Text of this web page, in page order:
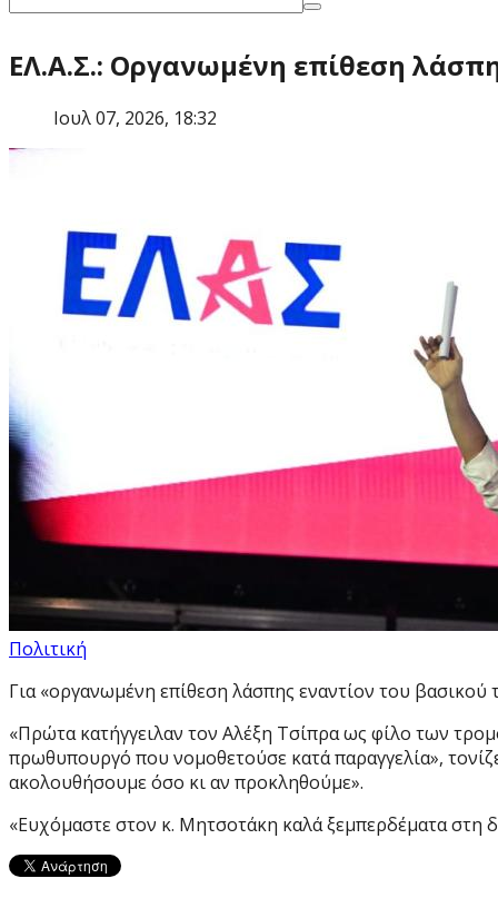
ΕΛ.Α.Σ.: Οργανωμένη επίθεση
Ιουλ 07, 2026, 18:32
Πολιτική
Για «οργανωμένη επίθεση λάσπης εναντίον του
«Πρώτα κατήγγειλαν τον Αλέξη Τσίπρα ως φίλο των
πρωθυπουργό που νομοθετούσε κατά παραγγελία»,
ακολουθήσουμε όσο κι αν προκληθούμε».
«Ευχόμαστε στον κ. Μητσοτάκη καλά ξεμπερδέματα στη